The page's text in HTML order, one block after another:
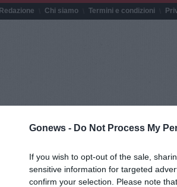
Gonews - Do Not Process My
If you wish to opt-out of the sale,
sensitive information for targeted
confirm your selection. Please note
Redazione Chi siamo Termini e condizioni